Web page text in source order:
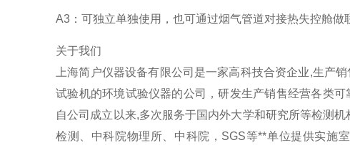
A3：可独立单独使用，也可通过烟气管道对接热失控舱做
关于我们
上海简户仪器设备有限公司是一家高科技合资企业,生产
试验机的环境试验仪器的公司，研发生产销售经营各类
自公司成立以来,多次服务于国内外大学和研究所等检测
检测、中科院物理所、中科院，SGS等**单位提供实施